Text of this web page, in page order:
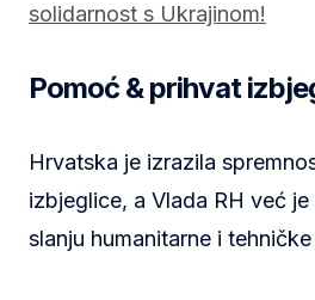
solidarnost s Ukrajinom!
Pomoć & prihvat
Hrvatska je izrazila
izbjeglice, a Vlada RH već
slanju humanitarne i